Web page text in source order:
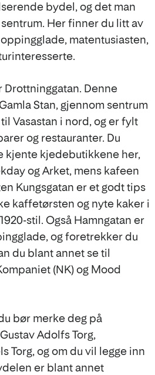
bydel, og det man
Her finner du litt av
matentusiasten,
Drottninggatan. Denne
Stan, gjennom sentrum
Vasastan i nord, og er fylt
og restauranter. Du
kjente kjedebutikkene her,
og Arket, mens kafeen
Kungsgatan er et godt tips
kaffetørsten og nyte kaker i
stil. Også Hamngatan er
og foretrekker du
du blant annet se til
(NK) og Mood
bør merke deg på
Adolfs Torg,
Torg, og om du vil legge inn
er blant annet